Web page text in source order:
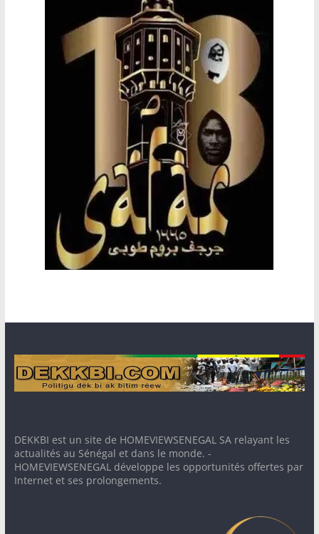
DEKKBI est un site de HOMEVIEWSENEGAL SA relayant les
actualités au Sénégal et dans le monde. -
HOMEVIEWSENEGAL développe les opportunités offertes par
Internet et ses prolongements.